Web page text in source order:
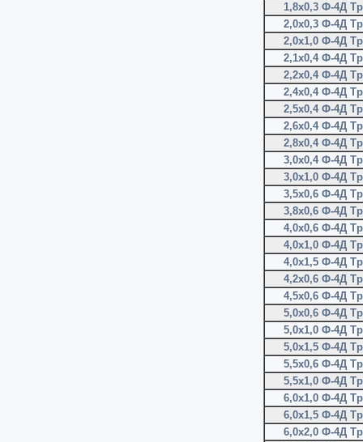
1,8х0,3 Ф-4Д
2,0х0,3 Ф-4Д
2,0х1,0 Ф-4Д
2,1х0,4 Ф-4Д
2,2х0,4 Ф-4Д
2,4х0,4 Ф-4Д
2,5х0,4 Ф-4Д
2,6х0,4 Ф-4Д
2,8х0,4 Ф-4Д
3,0х0,4 Ф-4Д
3,0х1,0 Ф-4Д
3,5х0,6 Ф-4Д
3,8х0,6 Ф-4Д
4,0х0,6 Ф-4Д
4,0х1,0 Ф-4Д
4,0х1,5 Ф-4Д
4,2х0,6 Ф-4Д
4,5х0,6 Ф-4Д
5,0х0,6 Ф-4Д
5,0х1,0 Ф-4Д
5,0х1,5 Ф-4Д
5,5х0,6 Ф-4Д
5,5х1,0 Ф-4Д
6,0х1,0 Ф-4Д
6,0х1,5 Ф-4Д
6,0х2,0 Ф-4Д